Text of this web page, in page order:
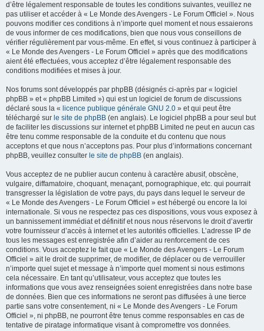
d’être légalement responsable de toutes les conditions suivantes, veuillez ne
pas utiliser et accéder à « Le Monde des Avengers - Le Forum Officiel ». Nous
pouvons modifier ces conditions à n’importe quel moment et nous essaierons
de vous informer de ces modifications, bien que nous vous conseillons de
vérifier régulièrement par vous-même. En effet, si vous continuez à participer à
« Le Monde des Avengers - Le Forum Officiel » après que des modifications
aient été effectuées, vous acceptez d’être légalement responsable des
conditions modifiées et mises à jour.
Nos forums sont développés par phpBB (désignés ci-après par « logiciel
phpBB » et « phpBB Limited ») qui est un logiciel de forum de discussions
déclaré sous la « licence publique générale GNU 2.0 » et qui peut être
téléchargé sur le site de phpBB (en anglais). Le logiciel phpBB a pour seul but
de faciliter les discussions sur internet et phpBB Limited ne peut en aucun cas
être tenu comme responsable de la conduite et du contenu que nous
acceptons et que nous n’acceptons pas. Pour plus d’informations concernant
phpBB, veuillez consulter le site de phpBB (en anglais).
Vous acceptez de ne publier aucun contenu à caractère abusif, obscène,
vulgaire, diffamatoire, choquant, menaçant, pornographique, etc. qui pourrait
transgresser la législation de votre pays, du pays dans lequel le serveur de
« Le Monde des Avengers - Le Forum Officiel » est hébergé ou encore la loi
internationale. Si vous ne respectez pas ces dispositions, vous vous exposez à
un bannissement immédiat et définitif et nous nous réservons le droit d’avertir
votre fournisseur d’accès à internet et les autorités officielles. L’adresse IP de
tous les messages est enregistrée afin d’aider au renforcement de ces
conditions. Vous acceptez le fait que « Le Monde des Avengers - Le Forum
Officiel » ait le droit de supprimer, de modifier, de déplacer ou de verrouiller
n’importe quel sujet et message à n’importe quel moment si nous estimons
cela nécessaire. En tant qu’utilisateur, vous acceptez que toutes les
informations que vous avez renseignées soient enregistrées dans notre base
de données. Bien que ces informations ne seront pas diffusées à une tierce
partie sans votre consentement, ni « Le Monde des Avengers - Le Forum
Officiel », ni phpBB, ne pourront être tenus comme responsables en cas de
tentative de piratage informatique visant à compromettre vos données.